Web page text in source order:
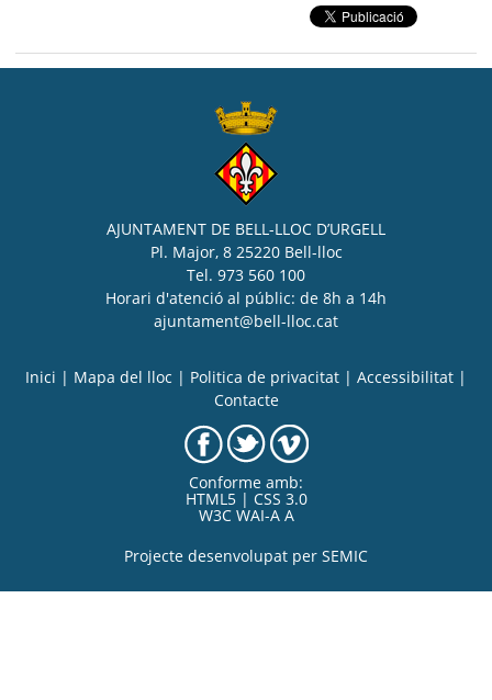
AJUNTAMENT DE BELL-LLOC D’URGELL
Pl. Major, 8 25220 Bell-lloc
Tel. 973 560 100
Horari d'atenció al públic: de 8h a 14h
ajuntament@bell-lloc.cat
Inici | Mapa del lloc | Politica de privacitat | Accessibilitat |
Contacte
Conforme amb:
HTML5 | CSS 3.0
W3C WAI-A A
Projecte desenvolupat per SEMIC